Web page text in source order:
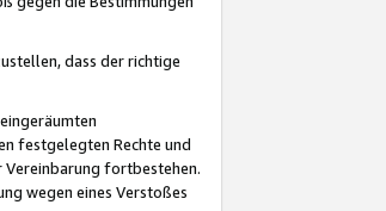
dass der richtige
festgelegten Rechte und
Vereinbarung fortbestehen.
wegen eines Verstoßes